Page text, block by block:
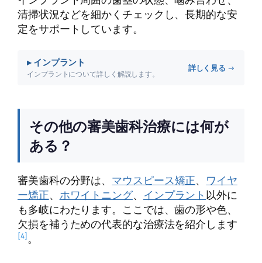
清掃状況などを細かくチェックし、長期的な安
定をサポートしています。
▸ インプラント
インプラントについて詳しく解説します。
詳しく見る →
その他の審美歯科治療には何が
ある？
審美歯科の分野は、 マウスピース矯正、 ワイヤ
ー矯正、 ホワイトニング、 インプラント以外に
も多岐にわたります。ここでは、歯の形や色、
欠損を補うための代表的な治療法を紹介します
[4]。